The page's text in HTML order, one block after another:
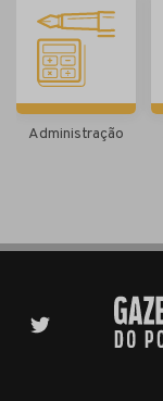
Administração